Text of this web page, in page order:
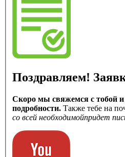
Поздравляем!
Скоро мы свяжемся с тобой и
подробности. Также тебе на
со всей необходимойпридет